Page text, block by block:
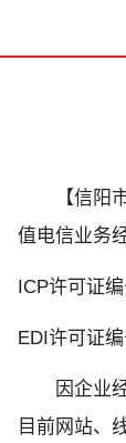
【信阳
值电信业务
ICP许可证编
EDI许可证编
因企业
目前网站、